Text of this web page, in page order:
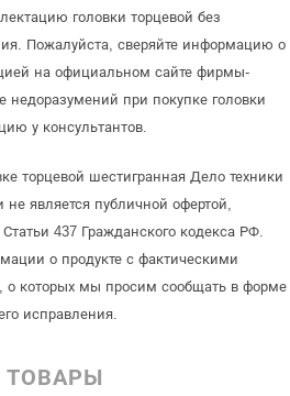
головки торцевой без
Пожалуйста, сверяйте информацию о
на официальном сайте фирмы-
недоразумений при покупке головки
у консультантов.
торцевой шестигранная Дело техники
является публичной офертой,
437 Гражданского кодекса РФ.
о продукте с фактическими
о которых мы просим сообщать в форме
исправления.